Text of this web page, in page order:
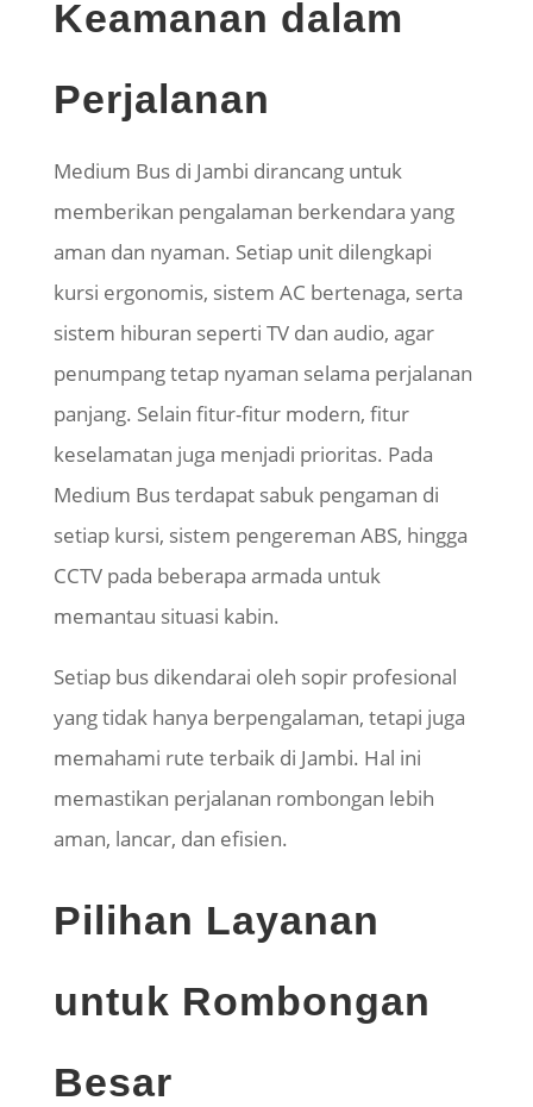
Keamanan dalam
Perjalanan
Medium Bus di Jambi dirancang untuk
memberikan pengalaman berkendara yang
aman dan nyaman. Setiap unit dilengkapi
kursi ergonomis, sistem AC bertenaga, serta
sistem hiburan seperti TV dan audio, agar
penumpang tetap nyaman selama perjalanan
panjang. Selain fitur-fitur modern, fitur
keselamatan juga menjadi prioritas. Pada
Medium Bus terdapat sabuk pengaman di
setiap kursi, sistem pengereman ABS, hingga
CCTV pada beberapa armada untuk
memantau situasi kabin.
Setiap bus dikendarai oleh sopir profesional
yang tidak hanya berpengalaman, tetapi juga
memahami rute terbaik di Jambi. Hal ini
memastikan perjalanan rombongan lebih
aman, lancar, dan efisien.
Pilihan Layanan
untuk Rombongan
Besar